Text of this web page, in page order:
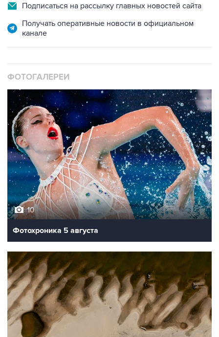
Подписаться на рассылку главных новостей сайта
Получать оперативные новости в официальном
канале
ФОТОГАЛЕРЕИ
10
Фотохроника 5 августа